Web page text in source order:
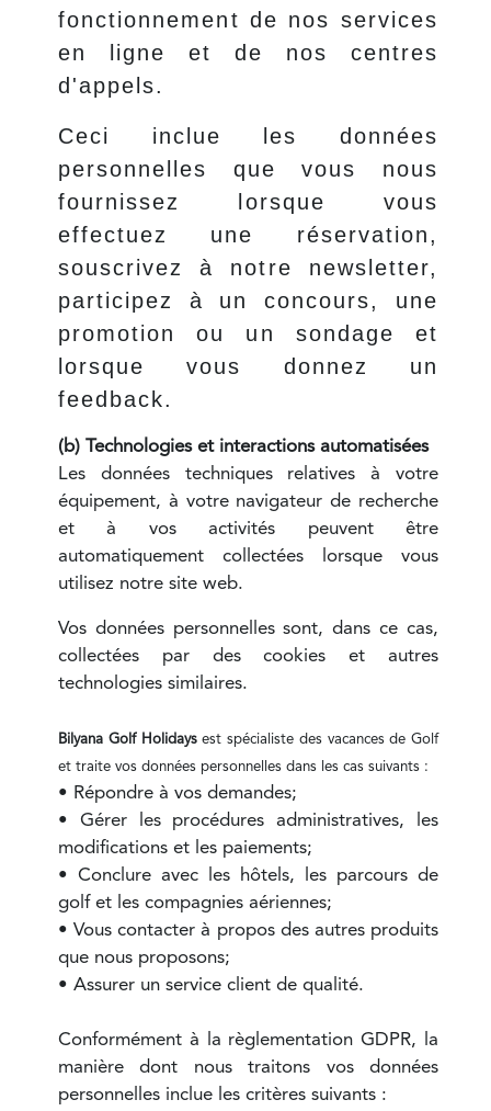
fonctionnement de nos services
en ligne et de nos centres
d'appels.
Ceci inclue les données
personnelles que vous nous
fournissez lorsque vous
effectuez une réservation,
souscrivez à notre newsletter,
participez à un concours, une
promotion ou un sondage et
lorsque vous donnez un
feedback.
(b) Technologies et interactions automatisées
Les données techniques relatives à votre
équipement, à votre navigateur de recherche
et à vos activités peuvent être
automatiquement collectées lorsque vous
utilisez notre site web.
Vos données personnelles sont, dans ce cas,
collectées par des cookies et autres
technologies similaires.
Bilyana Golf Holidaysest spécialiste des vacances de Golf
et traite vos données personnelles dans les cas suivants :
• Répondre à vos demandes;
• Gérer les procédures administratives, les
modifications et les paiements;
• Conclure avec les hôtels, les parcours de
golf et les compagnies aériennes;
• Vous contacter à propos des autres produits
que nous proposons;
• Assurer un service client de qualité.
Conformément à la règlementation GDPR, la
manière dont nous traitons vos données
personnelles inclue les critères suivants :